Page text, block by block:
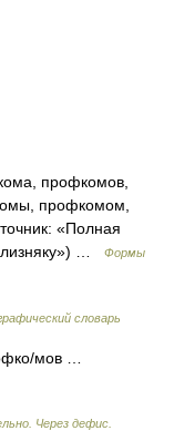
профкомов,
профкомом,
«Полная
…
Формы
словарь
мов …
Через дефис.